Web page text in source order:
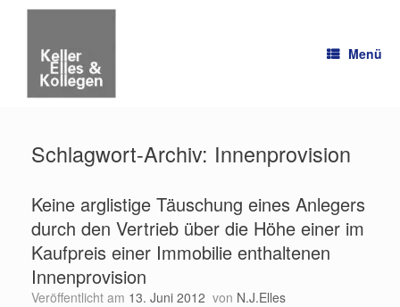
Menü
Schlagwort-Archiv: Innenprovision
Keine arglistige Täuschung eines Anlegers
durch den Vertrieb über die Höhe einer im
Kaufpreis einer Immobilie enthaltenen
Innenprovision
Veröffentlicht am 13. Juni 2012 von N.J.Elles